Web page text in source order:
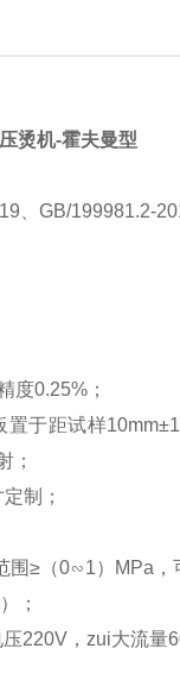
烫机-霍夫曼型
、GB/199981.2-
度0.25% ；
置于距试样10mm±
；
制；
围≥（0∽1） MPa
；
压220V ， zui大流量